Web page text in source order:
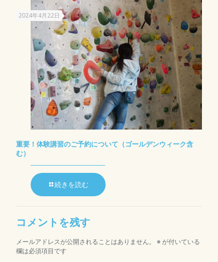
2024年4月22日
重要！体験講習のご予約について（ゴールデンウィーク含
む）
続きを読む
コメントを残す
メールアドレスが公開されることはありません。 ※ が付いている
欄は必須項目です